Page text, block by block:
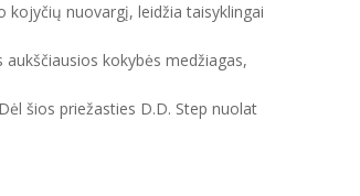
nuovargį, leidžia taisyklingai
kokybės medžiagas,
šios priežasties D.D. Step nuolat